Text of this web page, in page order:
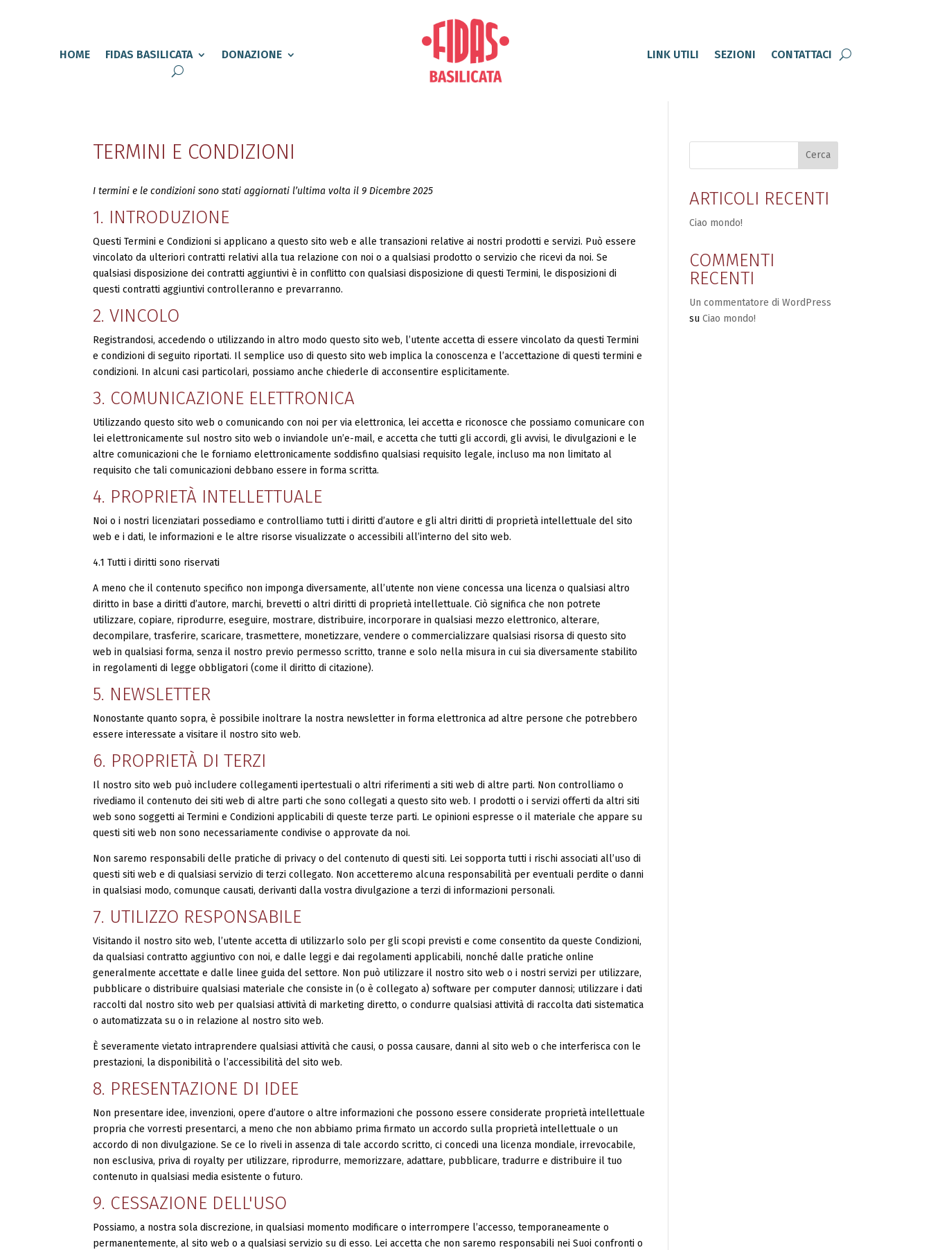
HOME FIDAS BASILICATA DONAZIONE LINK UTILI SEZIONI CONTATTACI
TERMINI E CONDIZIONI
I termini e le condizioni sono stati aggiornati l’ultima volta il 9 Dicembre 2025
1. INTRODUZIONE
Questi Termini e Condizioni si applicano a questo sito web e alle transazioni relative ai nostri prodotti e servizi. Può essere
vincolato da ulteriori contratti relativi alla tua relazione con noi o a qualsiasi prodotto o servizio che ricevi da noi. Se
qualsiasi disposizione dei contratti aggiuntivi è in conflitto con qualsiasi disposizione di questi Termini, le disposizioni di
questi contratti aggiuntivi controlleranno e prevarranno.
2. VINCOLO
Registrandosi, accedendo o utilizzando in altro modo questo sito web, l’utente accetta di essere vincolato da questi Termini
e condizioni di seguito riportati. Il semplice uso di questo sito web implica la conoscenza e l’accettazione di questi termini e
condizioni. In alcuni casi particolari, possiamo anche chiederle di acconsentire esplicitamente.
3. COMUNICAZIONE ELETTRONICA
Utilizzando questo sito web o comunicando con noi per via elettronica, lei accetta e riconosce che possiamo comunicare con
lei elettronicamente sul nostro sito web o inviandole un’e-mail, e accetta che tutti gli accordi, gli avvisi, le divulgazioni e le
altre comunicazioni che le forniamo elettronicamente soddisfino qualsiasi requisito legale, incluso ma non limitato al
requisito che tali comunicazioni debbano essere in forma scritta.
4. PROPRIETÀ INTELLETTUALE
Noi o i nostri licenziatari possediamo e controlliamo tutti i diritti d’autore e gli altri diritti di proprietà intellettuale del sito
web e i dati, le informazioni e le altre risorse visualizzate o accessibili all’interno del sito web.
4.1 Tutti i diritti sono riservati
A meno che il contenuto specifico non imponga diversamente, all’utente non viene concessa una licenza o qualsiasi altro
diritto in base a diritti d’autore, marchi, brevetti o altri diritti di proprietà intellettuale. Ciò significa che non potrete
utilizzare, copiare, riprodurre, eseguire, mostrare, distribuire, incorporare in qualsiasi mezzo elettronico, alterare,
decompilare, trasferire, scaricare, trasmettere, monetizzare, vendere o commercializzare qualsiasi risorsa di questo sito
web in qualsiasi forma, senza il nostro previo permesso scritto, tranne e solo nella misura in cui sia diversamente stabilito
in regolamenti di legge obbligatori (come il diritto di citazione).
5. NEWSLETTER
Nonostante quanto sopra, è possibile inoltrare la nostra newsletter in forma elettronica ad altre persone che potrebbero
essere interessate a visitare il nostro sito web.
6. PROPRIETÀ DI TERZI
Il nostro sito web può includere collegamenti ipertestuali o altri riferimenti a siti web di altre parti. Non controlliamo o
rivediamo il contenuto dei siti web di altre parti che sono collegati a questo sito web. I prodotti o i servizi offerti da altri siti
web sono soggetti ai Termini e Condizioni applicabili di queste terze parti. Le opinioni espresse o il materiale che appare su
questi siti web non sono necessariamente condivise o approvate da noi.
Non saremo responsabili delle pratiche di privacy o del contenuto di questi siti. Lei sopporta tutti i rischi associati all’uso di
questi siti web e di qualsiasi servizio di terzi collegato. Non accetteremo alcuna responsabilità per eventuali perdite o danni
in qualsiasi modo, comunque causati, derivanti dalla vostra divulgazione a terzi di informazioni personali.
7. UTILIZZO RESPONSABILE
Visitando il nostro sito web, l’utente accetta di utilizzarlo solo per gli scopi previsti e come consentito da queste Condizioni,
da qualsiasi contratto aggiuntivo con noi, e dalle leggi e dai regolamenti applicabili, nonché dalle pratiche online
generalmente accettate e dalle linee guida del settore. Non può utilizzare il nostro sito web o i nostri servizi per utilizzare,
pubblicare o distribuire qualsiasi materiale che consiste in (o è collegato a) software per computer dannosi; utilizzare i dati
raccolti dal nostro sito web per qualsiasi attività di marketing diretto, o condurre qualsiasi attività di raccolta dati sistematica
o automatizzata su o in relazione al nostro sito web.
È severamente vietato intraprendere qualsiasi attività che causi, o possa causare, danni al sito web o che interferisca con le
prestazioni, la disponibilità o l’accessibilità del sito web.
8. PRESENTAZIONE DI IDEE
Non presentare idee, invenzioni, opere d’autore o altre informazioni che possono essere considerate proprietà intellettuale
propria che vorresti presentarci, a meno che non abbiamo prima firmato un accordo sulla proprietà intellettuale o un
accordo di non divulgazione. Se ce lo riveli in assenza di tale accordo scritto, ci concedi una licenza mondiale, irrevocabile,
non esclusiva, priva di royalty per utilizzare, riprodurre, memorizzare, adattare, pubblicare, tradurre e distribuire il tuo
contenuto in qualsiasi media esistente o futuro.
9. CESSAZIONE DELL'USO
Possiamo, a nostra sola discrezione, in qualsiasi momento modificare o interrompere l’accesso, temporaneamente o
permanentemente, al sito web o a qualsiasi servizio su di esso. Lei accetta che non saremo responsabili nei Suoi confronti o
Cerca
ARTICOLI RECENTI
Ciao mondo!
COMMENTI
RECENTI
Un commentatore di WordPress
su Ciao mondo!